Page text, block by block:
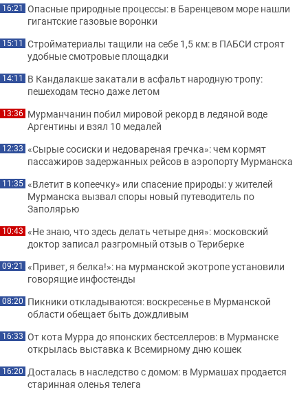
16:21 Опасные природные процессы: в Баренцевом море нашли
гигантские газовые воронки
15:11 Стройматериалы тащили на себе 1,5 км: в ПАБСИ строят
удобные смотровые площадки
14:11 В Кандалакше закатали в асфальт народную тропу:
пешеходам тесно даже летом
13:36 Мурманчанин побил мировой рекорд в ледяной воде
Аргентины и взял 10 медалей
12:33 «Сырые сосиски и недовареная гречка»: чем кормят
пассажиров задержанных рейсов в аэропорту Мурманска
11:35 «Влетит в копеечку» или спасение природы: у жителей
Мурманска вызвал споры новый путеводитель по
Заполярью
10:43 «Не знаю, что здесь делать четыре дня»: московский
доктор записал разгромный отзыв о Териберке
09:21 «Привет, я белка!»: на мурманской экотропе установили
говорящие инфостенды
08:20 Пикники откладываются: воскресенье в Мурманской
области обещает быть дождливым
16:33 От кота Мурра до японских бестселлеров: в Мурманске
открылась выставка к Всемирному дню кошек
16:20 Досталась в наследство с домом: в Мурмашах продается
старинная оленья телега